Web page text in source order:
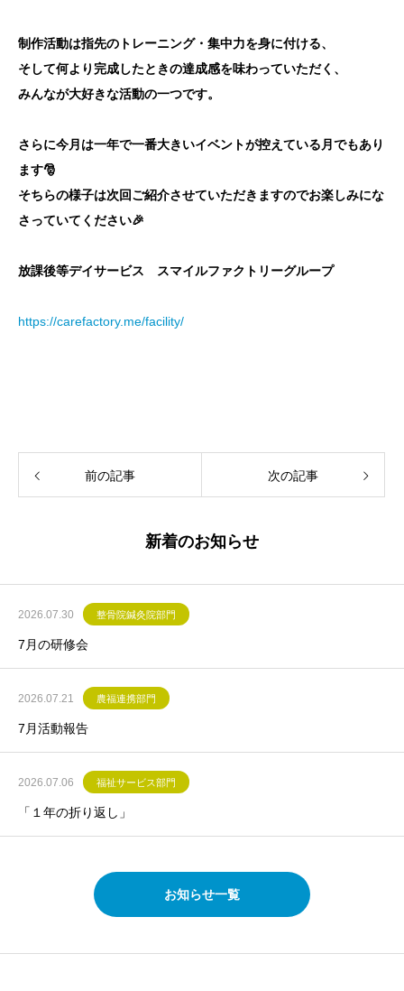
制作活動は指先のトレーニング・集中力を身に付ける、
そして何より完成したときの達成感を味わっていただく、
みんなが大好きな活動の一つです。
さらに今月は一年で一番大きいイベントが控えている月でもあり
ます🎅
そちらの様子は次回ご紹介させていただきますのでお楽しみにな
さっていてください🎉
放課後等デイサービス スマイルファクトリーグループ
https://carefactory.me/facility/
前の記事 次の記事
新着のお知らせ
2026.07.30 整骨院鍼灸院部門
7月の研修会
2026.07.21 農福連携部門
7月活動報告
2026.07.06 福祉サービス部門
「１年の折り返し」
お知らせ一覧